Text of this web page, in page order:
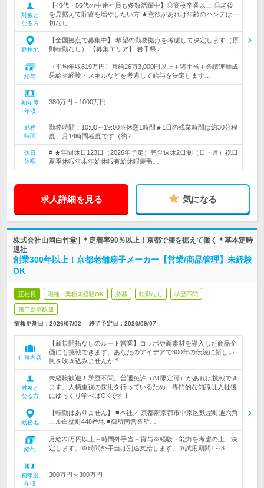
対象と
なる方
【40代・50代の中途社員も多数活躍中】◎高校卒業以上 ◎老後
を見据えて貯蓄を増やしたい方 ★意欲があれば年齢のハンデは一
切なし
勤務地
【全国拠点で募集中】 希望の勤務拠点を考慮して決定します（原
則転勤なし） 【募集エリア】 岩手県／…
給与
〈平均年収819万円〉月給26万3,000円以上＋諸手当＋業績連動成
果給※経験・スキルなどを考慮して給与を決定します…
初年度
年収
380万円～1000万円
勤務
時間
勤務時間：10:00～19:00※休憩1時間★1日の残業時間は約30分程
度、月14時間程度です（約2…
休日
休暇
# ★年間休日123日（2026年予定）完全週休2日制（日・月）祝日
夏季休暇年末年始休暇有給休暇慶弔…
求人詳細を見る 気になる
株式会社山岡白竹堂 | ＊定着率90％以上！京都で腰を据えて働く＊基本定時
退社
創業300年以上！京都老舗扇子メーカー【営業/商品管理】未経験
OK
正社員 職種・業種未経験OK 急募 転勤なし 学歴不問
第二新卒歓迎
情報更新日：2026/07/02 終了予定日： 2026/09/07
仕事内容
【新規開拓なしのルート営業】コラボや新素材を導入した商品企
画にも挑戦できます。あなたのアイデアで300年の伝統に新しい
風を吹き込みませんか？
対象と
なる方
未経験歓迎！学歴不問。普通免許（AT限定可）があれば挑戦でき
ます。人柄重視の採用を行っているため、専門的な知識は入社後
にゆっくり学べばOKです！
勤務地
【転勤はありません】 ■本社／ 京都府京都市中京区麩屋町通六角
上ル白壁町448番地 ■御所南営業所…
給与
月給23万円以上＋時間外手当＋賞与※経験・能力を考慮の上、決
定します。※時間外手当は別途支給します。※試用期間1～3…
初年度
年収
300万円～300万円